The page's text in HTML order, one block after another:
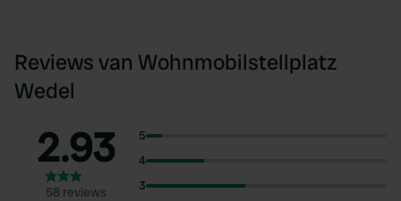
Reviews van Wohnmobilstellplatz
Wedel
2.93
58 reviews
5
4
3